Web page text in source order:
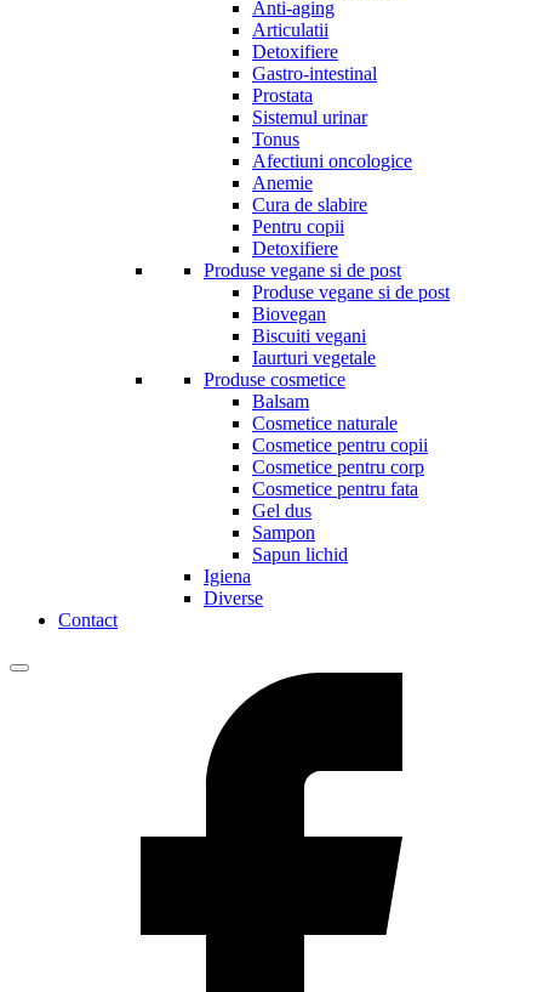
Anti-aging
Articulatii
Detoxifiere
Gastro-intestinal
Prostata
Sistemul urinar
Tonus
Afectiuni oncologice
Anemie
Cura de slabire
Pentru copii
Detoxifiere
Produse vegane si de post
Produse vegane si de post
Biovegan
Biscuiti vegani
Iaurturi vegetale
Produse cosmetice
Balsam
Cosmetice naturale
Cosmetice pentru copii
Cosmetice pentru corp
Cosmetice pentru fata
Gel dus
Sampon
Sapun lichid
Igiena
Diverse
Contact